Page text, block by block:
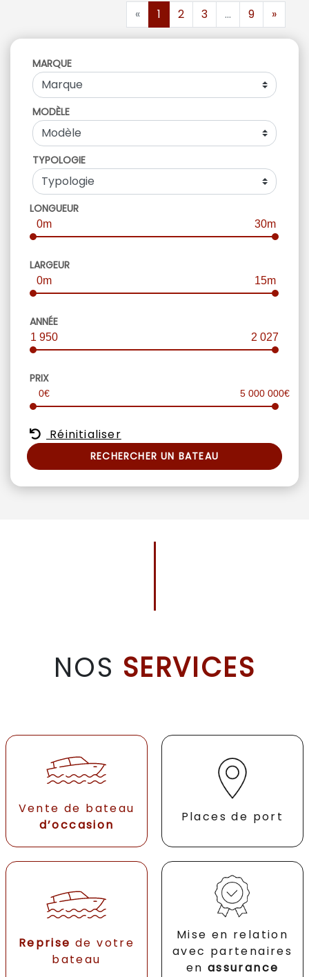
« 1 2 3 ... 9 »
MARQUE
MODÈLE
TYPOLOGIE
LONGUEUR
0m 30m
LARGEUR
0m 15m
ANNÉE
1 950 2 027
PRIX
0€ 5 000 000€
Réinitialiser
RECHERCHER UN BATEAU
NOS SERVICES
Vente de bateau
d’occasion
Places de port
Reprise de votre
bateau
Mise en relation
avec partenaires
en assurance